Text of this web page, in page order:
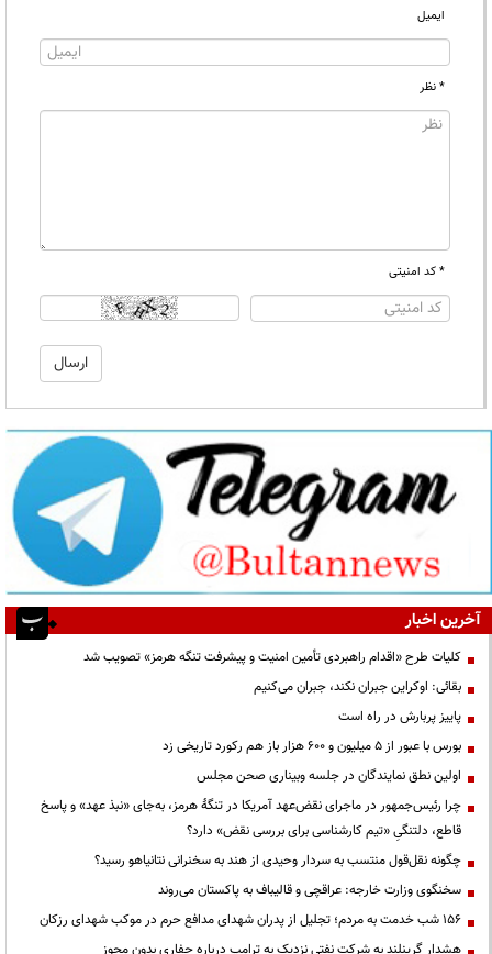
ایمیل
* نظر
* کد امنیتی
آخرین اخبار
کلیات طرح «اقدام راهبردی تأمین امنیت و پیشرفت تنگه هرمز» تصویب شد
بقائی: اوکراین جبران نکند، جبران می‌کنیم
پاییز پربارش در راه است
بورس با عبور از ۵ میلیون و ۶۰۰ هزار باز هم رکورد تاریخی زد
اولین نطق نمایندگان در جلسه وبیناری صحن مجلس
چرا رئیس‌جمهور در ماجرای نقض‌عهد آمریکا در تنگهٔ هرمز، به‌جای «نبذ عهد» و پاسخ
قاطع، دلتنگیِ «تیم کارشناسی برای بررسی نقض» دارد؟
چگونه نقل‌قول منتسب به سردار وحیدی از هند به سخنرانی نتانیاهو رسید؟
سخنگوی وزارت خارجه: عراقچی و قالیباف به پاکستان می‌روند
۱۵۶ شب خدمت به مردم؛ تجلیل از پدران شهدای مدافع حرم در موکب شهدای رزکان
هشدار گرینلند به شرکت نفتی نزدیک به ترامپ درباره حفاری بدون مجوز